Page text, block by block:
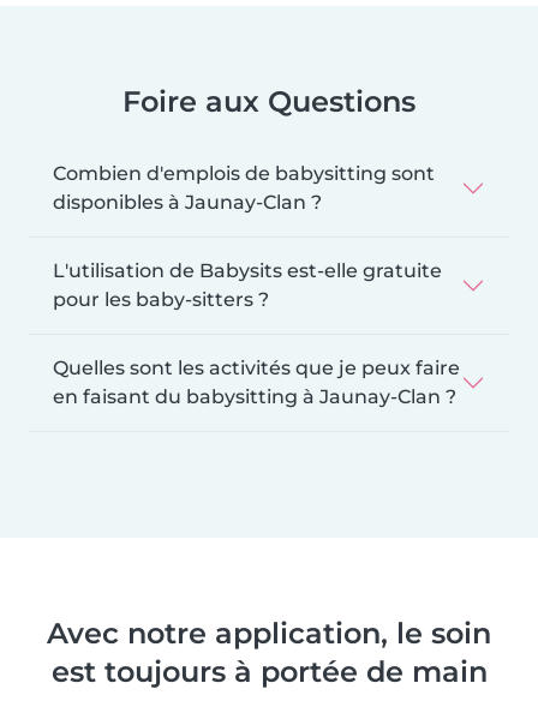
Foire aux Questions
Combien d'emplois de babysitting sont
disponibles à Jaunay-Clan ?
L'utilisation de Babysits est-elle gratuite
pour les baby-sitters ?
Quelles sont les activités que je peux faire
en faisant du babysitting à Jaunay-Clan ?
Avec notre application, le soin
est toujours à portée de main